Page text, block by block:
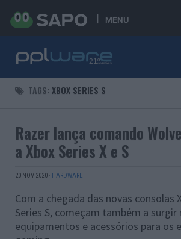
MENU
TAGS: XBOX SERIES S
Razer lança comando
a Xbox Series X e S
20 NOV 2020 · HARDWARE
Com a chegada das novas consolas
Series S, começam também a surgir
equipamentos e acessórios para os